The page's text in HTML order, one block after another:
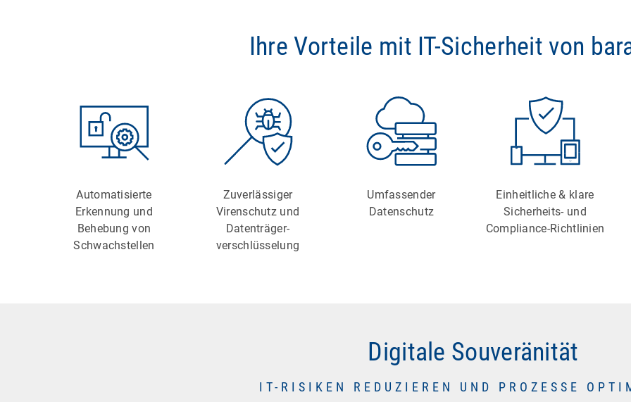
Ihre Vorteile mit IT-Sicherheit von
Automatisierte
Erkennung und
Behebung von
Schwachstellen
Zuverlässiger
Virenschutz und
Datenträger-
verschlüsselung
Umfassender
Datenschutz
Einheitliche & klare
Sicherheits- und
Compliance-Richtlinien
Digitale Souveränität
IT-RISIKEN REDUZIEREN UND PROZESSE